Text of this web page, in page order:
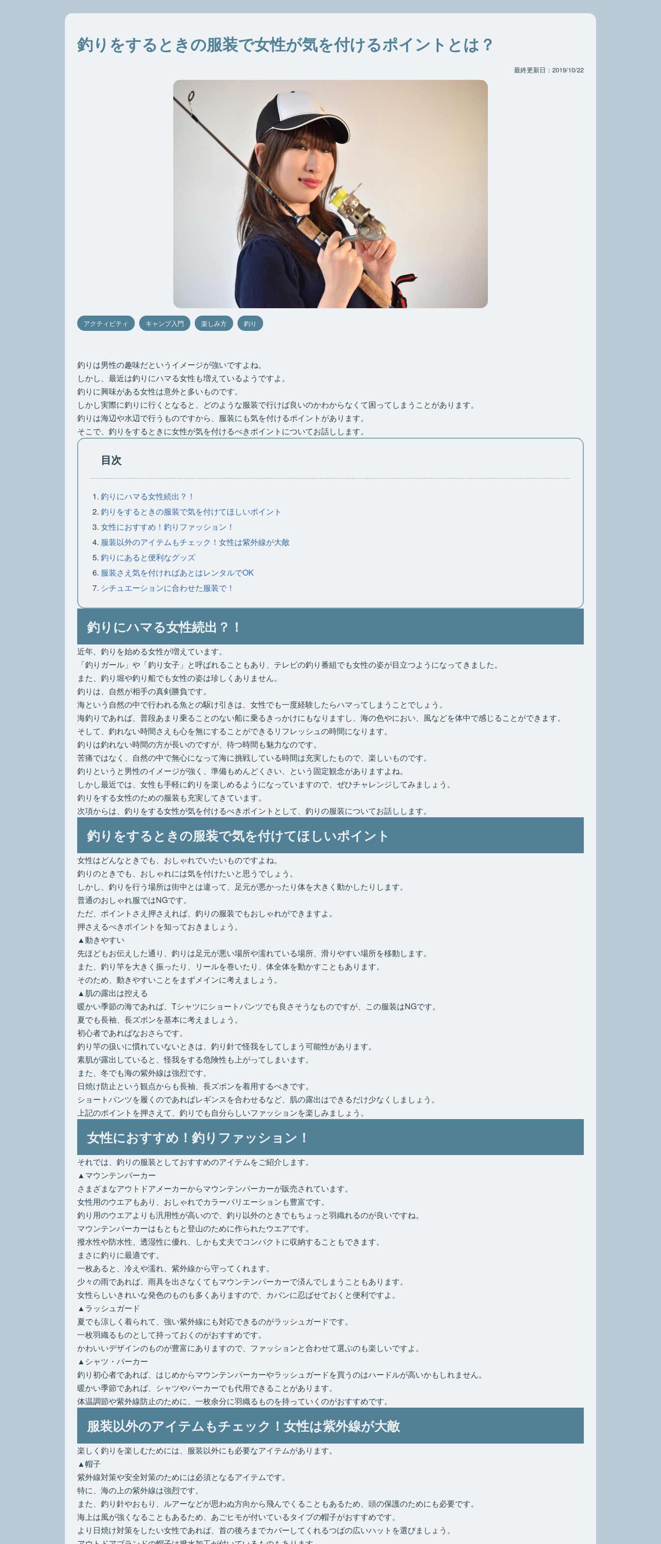
釣りをするときの服装で女性が気を付けるポイントとは？
最終更新日：2019/10/22
アクティビティ キャンプ入門 楽しみ方 釣り
釣りは男性の趣味だというイメージが強いですよね。
しかし、最近は釣りにハマる女性も増えているようですよ。
釣りに興味がある女性は意外と多いものです。
しかし実際に釣りに行くとなると、どのような服装で行けば良いのかわからなくて困ってしまうことがあります。
釣りは海辺や水辺で行うものですから、服装にも気を付けるポイントがあります。
そこで、釣りをするときに女性が気を付けるべきポイントについてお話しします。
目次
釣りにハマる女性続出？！
釣りをするときの服装で気を付けてほしいポイント
女性におすすめ！釣りファッション！
服装以外のアイテムもチェック！女性は紫外線が大敵
釣りにあると便利なグッズ
服装さえ気を付ければあとはレンタルでOK
シチュエーションに合わせた服装で！
釣りにハマる女性続出？！
近年、釣りを始める女性が増えています。
「釣りガール」や「釣り女子」と呼ばれることもあり、テレビの釣り番組でも女性の姿が目立つようになってきました。
また、釣り堀や釣り船でも女性の姿は珍しくありません。
釣りは、自然が相手の真剣勝負です。
海という自然の中で行われる魚との駆け引きは、女性でも一度経験したらハマってしまうことでしょう。
海釣りであれば、普段あまり乗ることのない船に乗るきっかけにもなりますし、海の色やにおい、風などを体中で感じることができます。
そして、釣れない時間さえも心を無にすることができるリフレッシュの時間になります。
釣りは釣れない時間の方が長いのですが、待つ時間も魅力なのです。
苦痛ではなく、自然の中で無心になって海に挑戦している時間は充実したもので、楽しいものです。
釣りというと男性のイメージが強く、準備もめんどくさい、という固定観念がありますよね。
しかし最近では、女性も手軽に釣りを楽しめるようになっていますので、ぜひチャレンジしてみましょう。
釣りをする女性のための服装も充実してきています。
次項からは、釣りをする女性が気を付けるべきポイントとして、釣りの服装についてお話しします。
釣りをするときの服装で気を付けてほしいポイント
女性はどんなときでも、おしゃれでいたいものですよね。
釣りのときでも、おしゃれには気を付けたいと思うでしょう。
しかし、釣りを行う場所は街中とは違って、足元が悪かったり体を大きく動かしたりします。
普通のおしゃれ服ではNGです。
ただ、ポイントさえ押さえれば、釣りの服装でもおしゃれができますよ。
押さえるべきポイントを知っておきましょう。
▲動きやすい
先ほどもお伝えした通り、釣りは足元が悪い場所や濡れている場所、滑りやすい場所を移動します。
また、釣り竿を大きく振ったり、リールを巻いたり、体全体を動かすこともあります。
そのため、動きやすいことをまずメインに考えましょう。
▲肌の露出は控える
暖かい季節の海であれば、Tシャツにショートパンツでも良さそうなものですが、この服装はNGです。
夏でも長袖、長ズボンを基本に考えましょう。
初心者であればなおさらです。
釣り竿の扱いに慣れていないときは、釣り針で怪我をしてしまう可能性があります。
素肌が露出していると、怪我をする危険性も上がってしまいます。
また、冬でも海の紫外線は強烈です。
日焼け防止という観点からも長袖、長ズボンを着用するべきです。
ショートパンツを履くのであればレギンスを合わせるなど、肌の露出はできるだけ少なくしましょう。
上記のポイントを押さえて、釣りでも自分らしいファッションを楽しみましょう。
女性におすすめ！釣りファッション！
それでは、釣りの服装としておすすめのアイテムをご紹介します。
▲マウンテンパーカー
さまざまなアウトドアメーカーからマウンテンパーカーが販売されています。
女性用のウエアもあり、おしゃれでカラーバリエーションも豊富です。
釣り用のウエアよりも汎用性が高いので、釣り以外のときでもちょっと羽織れるのが良いですね。
マウンテンパーカーはもともと登山のために作られたウエアです。
撥水性や防水性、透湿性に優れ、しかも丈夫でコンパクトに収納することもできます。
まさに釣りに最適です。
一枚あると、冷えや濡れ、紫外線から守ってくれます。
少々の雨であれば、雨具を出さなくてもマウンテンパーカーで済んでしまうこともあります。
女性らしいきれいな発色のものも多くありますので、カバンに忍ばせておくと便利ですよ。
▲ラッシュガード
夏でも涼しく着られて、強い紫外線にも対応できるのがラッシュガードです。
一枚羽織るものとして持っておくのがおすすめです。
かわいいデザインのものが豊富にありますので、ファッションと合わせて選ぶのも楽しいですよ。
▲シャツ・パーカー
釣り初心者であれば、はじめからマウンテンパーカーやラッシュガードを買うのはハードルが高いかもしれません。
暖かい季節であれば、シャツやパーカーでも代用できることがあります。
体温調節や紫外線防止のために、一枚余分に羽織るものを持っていくのがおすすめです。
服装以外のアイテムもチェック！女性は紫外線が大敵
楽しく釣りを楽しむためには、服装以外にも必要なアイテムがあります。
▲帽子
紫外線対策や安全対策のためには必須となるアイテムです。
特に、海の上の紫外線は強烈です。
また、釣り針やおもり、ルアーなどが思わぬ方向から飛んでくることもあるため、頭の保護のためにも必要です。
海上は風が強くなることもあるため、あごヒモが付いているタイプの帽子がおすすめです。
より日焼け対策をしたい女性であれば、首の後ろまでカバーしてくれるつばの広いハットを選びましょう。